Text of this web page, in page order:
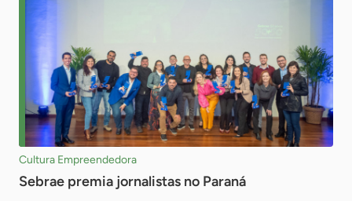
Cultura Empreendedora
Sebrae premia jornalistas no Paraná